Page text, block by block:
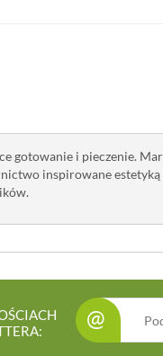
i pieczenie.
inspirowane
@